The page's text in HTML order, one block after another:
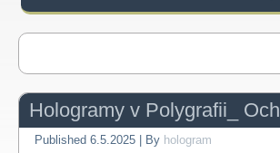
Hologramy v Polygrafii_
Published 6.5.2025 By hologram